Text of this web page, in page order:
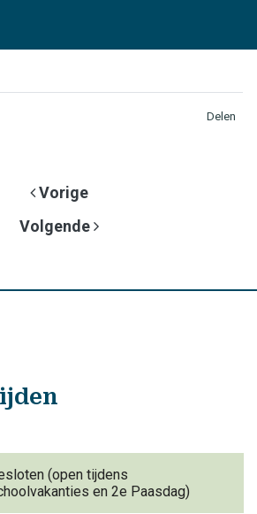
Delen
Vorige
Volgende
(open tijdens
en 2e Paasdag)